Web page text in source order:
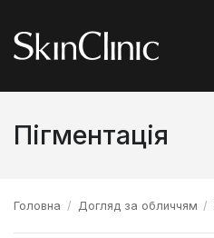
Пігментація
Головна / Догляд за обличчям /